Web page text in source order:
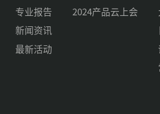
专业报告
新闻资讯
最新活动
2024产品云上会